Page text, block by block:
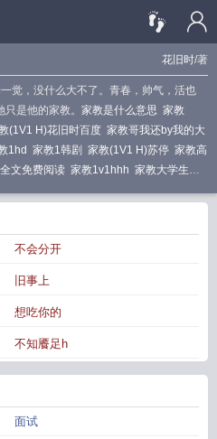
花旧时/著
觉，没什么大不了。青春，帅气，活也
是他的家教。 家教是什么意思 家教
(1V1 H)花旧时百度 家教哥我还by我的大
1hd 家教1韩剧 家教(1V1 H)苏停 家教高
文免费阅读 家教1v1hhh 家教大学生兼
免费阅读笔趣阁
教情缘三女一夫结局
老师漫画免费观看下拉式漫画软件
读家教高级课程电影版在线观看
匹林免费阅读家教1v1h林川澈苏停家
台家教姐弟恋by词枝全文免费阅读
不会分开
旧事上
想吃你的
不知餍足h
面试